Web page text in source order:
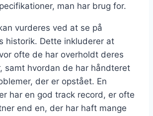
man har brug for.
vurderes ved at se på
historik. Dette inkluderer at
ofte de har overholdt deres
samt hvordan de har håndteret
der er opstået. En
har en god track record, er ofte
end en, der har haft mange